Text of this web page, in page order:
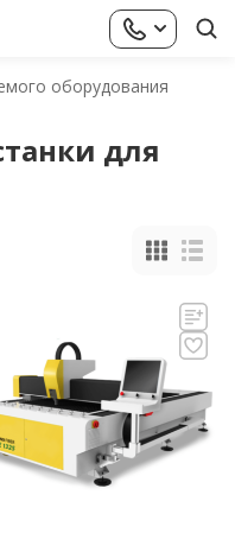
оборудования
для